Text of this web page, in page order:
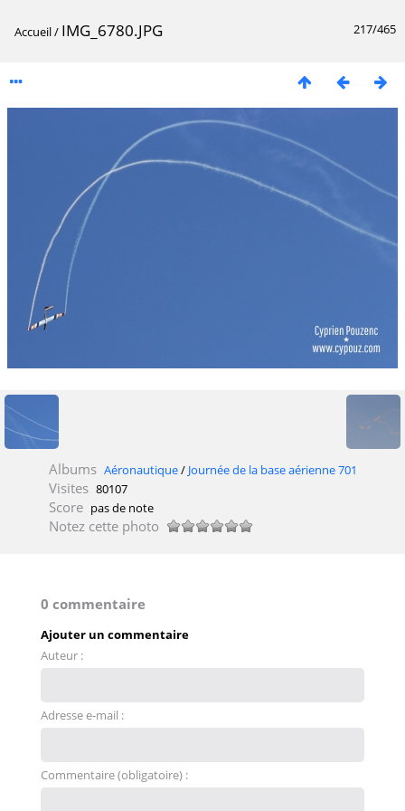
217/465
Accueil/ IMG_6780.JPG
Albums Aéronautique/ Journée de la base aérienne 701
Visites 80107
Score pas de note
Notez cette photo
0 commentaire
Ajouter un commentaire
Auteur :
Adresse e-mail :
Commentaire (obligatoire) :